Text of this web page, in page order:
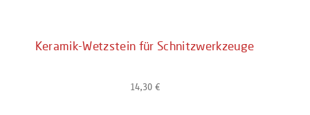
Keramik-Wetzstein für Schnitzwerkzeuge
Regulärer Preis:
14,30 €